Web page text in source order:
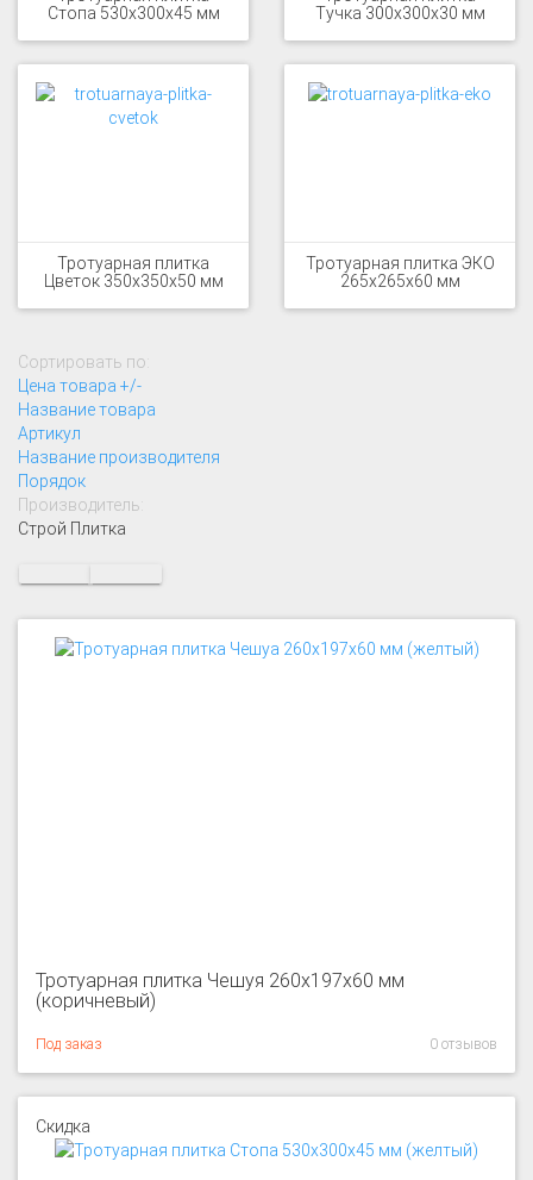
Стопа 530x300x45 мм
Тучка 300x300x30 мм
Тротуарная плитка
Цветок 350x350x50 мм
Тротуарная плитка ЭКО
265x265x60 мм
Сортировать по:
Цена товара +/-
Название товара
Артикул
Название производителя
Порядок
Производитель:
Строй Плитка
Тротуарная плитка Чешуя 260x197x60 мм
(коричневый)
Под заказ 0 отзывов
Скидка